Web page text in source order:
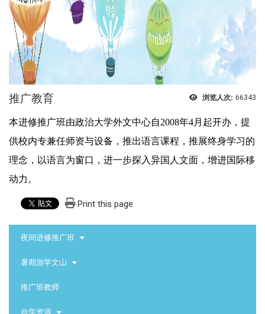
浏览人次: 66343
推广教育
本进修推广班由政治大学外文中心自2008年4月起开办，提
供校内专兼任师资与设备，推出语言课程，推展终身学习的
理念，以语言为窗口，进一步探入异国人文面，增进国际移
动力。
Print this page
夜间进修推广班
暑期游学文山
推广班教师
自学资源